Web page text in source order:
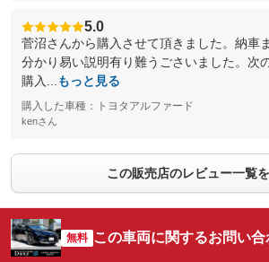
5.0
菅沼さんから購入させて頂きました。納車
分かり易い説明有り難うごさいました。次
購入...
もっと見る
購入した車種：トヨタアルファード
kenさん
この販売店のレビュー一覧
無料 この車両に関するお問い合